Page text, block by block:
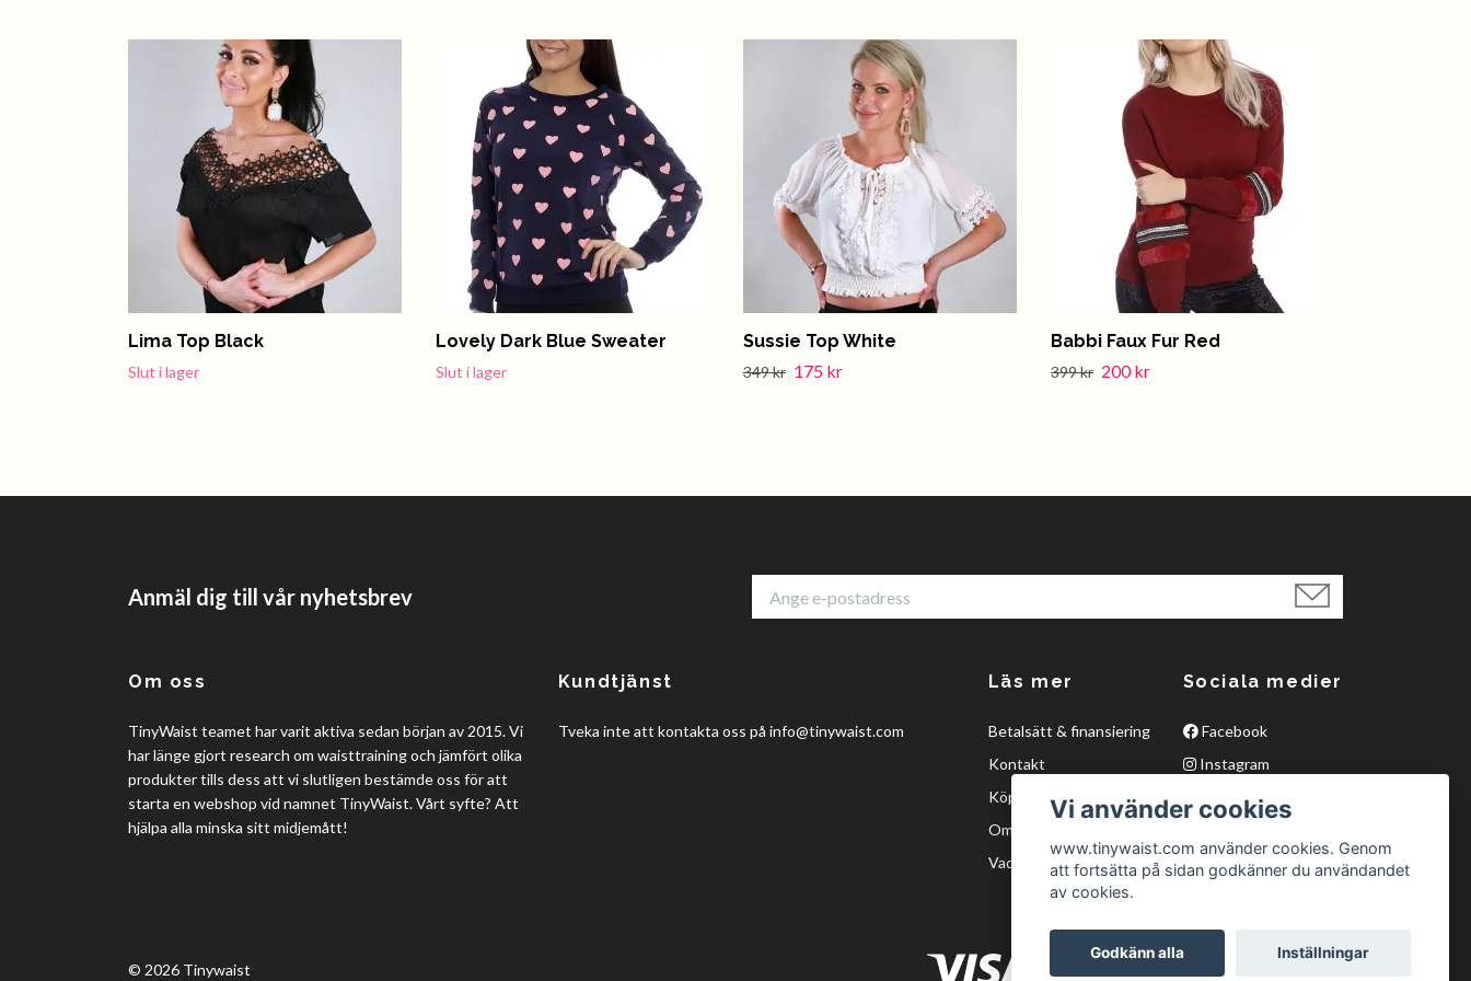
Lima Top Black
Slut i lager
Lovely Dark Blue Sweater
Slut i lager
Sussie Top White
349 kr 175 kr
Babbi Faux Fur Red
399 kr 200 kr
Anmäl dig till vår nyhetsbrev
Om oss
TinyWaist teamet har varit aktiva sedan början av 2015. Vi
har länge gjort research om waisttraining och jämfört olika
produkter tills dess att vi slutligen bestämde oss för att
starta en webshop vid namnet TinyWaist. Vårt syfte? Att
hjälpa alla minska sitt midjemått!
Kundtjänst
Tveka inte att kontakta oss på info@tinywaist.com
Läs mer
Betalsätt & finansiering
Kontakt
Köpvillkor
Om oss
Vad är waisttraining?
Sociala medier
Facebook
Instagram
Twitter
© 2026 Tinywaist
Vi använder cookies
www.tinywaist.com använder cookies. Genom
att fortsätta på sidan godkänner du användandet
av cookies.
Godkänn alla Inställningar